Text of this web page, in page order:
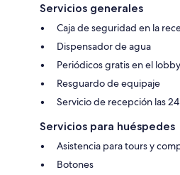
Servicios generales
Caja de seguridad en la
Dispensador de agua
Periódicos gratis en el lobby
Resguardo de equipaje
Servicio de recepción las
Servicios para huéspedes
Asistencia para tours y
Botones